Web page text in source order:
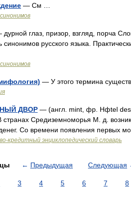
— См …
глаз, призор, взгляд, порча
синонимов русского языка.
— У этого термина
ДВОР — (англ. mint, фр. Hфtel des
странах Средиземноморья М. д.
Со времени появления первых
кредитный энциклопедический словарь
← Предыдущая Следующая
3 4 5 6 7 8